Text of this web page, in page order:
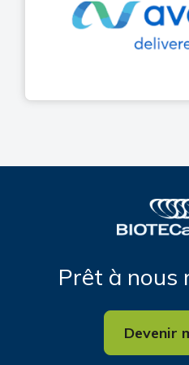
Prêt à nous
Devenir